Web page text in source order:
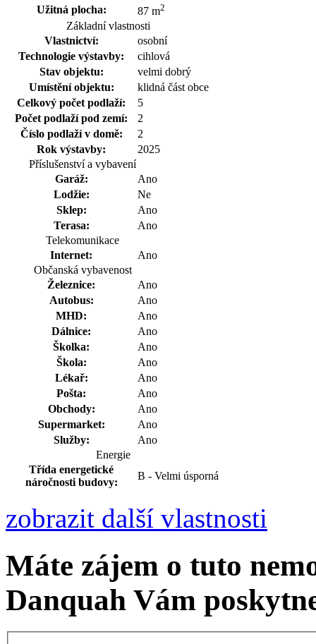
Užitná plocha: 87 m2
Základní vlastnosti
Vlastnictví:
osobní
Technologie výstavby:
cihlová
Stav objektu:
velmi dobrý
Umístění objektu:
klidná část obce
Celkový počet podlaží:
5
Počet podlaží pod zemí:
2
Číslo podlaží v domě:
2
Rok výstavby:
2025
Příslušenství a vybavení
Garáž:
Ano
Lodžie:
Ne
Sklep:
Ano
Terasa:
Ano
Telekomunikace
Internet:
Ano
Občanská vybavenost
Železnice:
Ano
Autobus:
Ano
MHD:
Ano
Dálnice:
Ano
Školka:
Ano
Škola:
Ano
Lékař:
Ano
Pošta:
Ano
Obchody:
Ano
Supermarket:
Ano
Služby:
Ano
Energie
Třída energetické
náročnosti budovy:
B - Velmi úsporná
zobrazit další vlastnosti
Máte zájem o tuto
Danquah Vám